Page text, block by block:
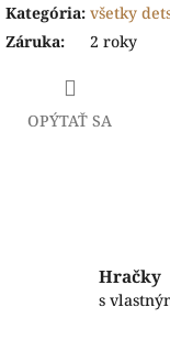
Kategória: všetky
Záruka: 2 roky
OPÝTAŤ SA
Hračky
s